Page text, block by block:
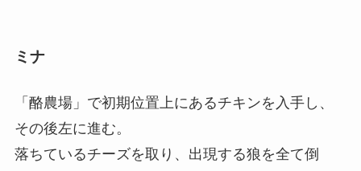
ミナ
「酪農場」で初期位置上にあるチキンを入手し、
その後左に進む。
落ちているチーズを取り、出現する狼を全て倒